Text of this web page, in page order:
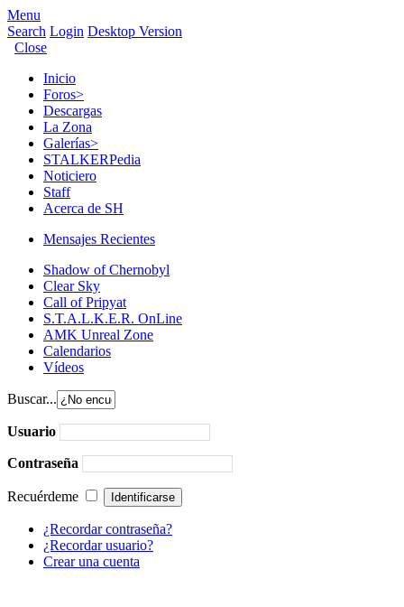
Menu
Search Login Desktop Version
Close
Inicio
Foros>
Descargas
La Zona
Galerías>
STALKERPedia
Noticiero
Staff
Acerca de SH
Mensajes Recientes
Shadow of Chernobyl
Clear Sky
Call of Pripyat
S.T.A.L.K.E.R. OnLine
AMK Unreal Zone
Calendarios
Vídeos
Buscar...
Usuario
Contraseña
Recuérdeme
¿Recordar contraseña?
¿Recordar usuario?
Crear una cuenta